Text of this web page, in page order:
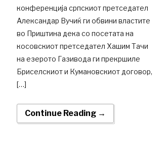
конференција српскиот претседател
Александар Вучиќ ги обвини властите
во Приштина дека со посетата на
косовскиот претседател Хашим Тачи
на езерото Газивода ги прекршиле
Бриселскиот и Кумановскиот договор,
[…]
Continue Reading →